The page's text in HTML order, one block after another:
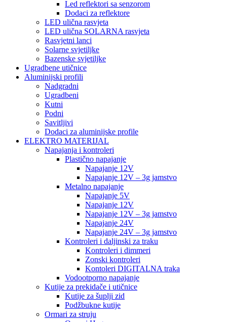
Led reflektori sa senzorom
Dodaci za reflektore
LED ulična rasvjeta
LED ulična SOLARNA rasvjeta
Rasvjetni lanci
Solarne svjetiljke
Bazenske svjetiljke
Ugradbene utičnice
Aluminijski profili
Nadgradni
Ugradbeni
Kutni
Podni
Savitljivi
Dodaci za aluminijske profile
ELEKTRO MATERIJAL
Napajanja i kontroleri
Plastično napajanje
Napajanje 12V
Napajanje 12V – 3g jamstvo
Metalno napajanje
Napajanje 5V
Napajanje 12V
Napajanje 12V – 3g jamstvo
Napajanje 24V
Napajanje 24V – 3g jamstvo
Kontroleri i daljinski za traku
Kontroleri i dimmeri
Zonski kontroleri
Kontoleri DIGITALNA traka
Vodootporno napajanje
Kutije za prekidače i utičnice
Kutije za šuplji zid
Podžbukne kutije
Ormari za struju